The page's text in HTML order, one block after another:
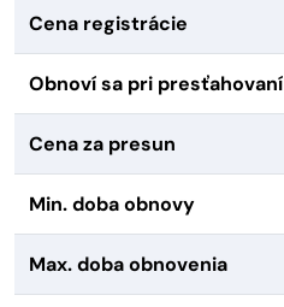
Cena registrácie
Obnoví sa pri presťahovaní
Cena za presun
Min. doba obnovy
Max. doba obnovenia